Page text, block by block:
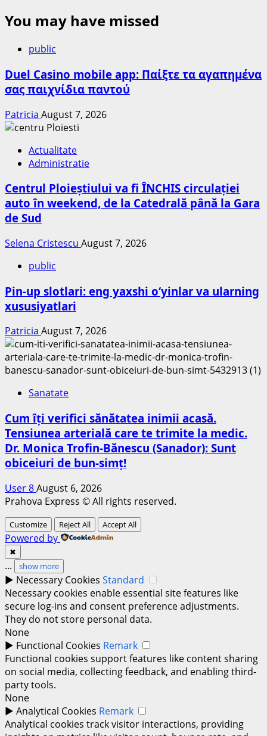
You may have missed
public
Duel Casino mobile app: Παίξτε τα αγαπημένα
σας παιχνίδια παντού
Patricia August 7, 2026
Actualitate
Administratie
Centrul Ploieștiului va fi ÎNCHIS circulației
auto în weekend, de la Catedrală până la Gara
de Sud
Selena Cristescu August 7, 2026
public
Pin-up slotlari: eng yaxshi o‘yinlar va ularning
xususiyatlari
Patricia August 7, 2026
Sanatate
Cum îți verifici sănătatea inimii acasă.
Tensiunea arterială care te trimite la medic.
Dr. Monica Trofin-Bănescu (Sanador): Sunt
obiceiuri de bun-simț!
User 8August 6, 2026
Prahova Express © All rights reserved.
Customize Reject All Accept All
Powered by
✖
... show more
► Necessary Cookies Standard
Necessary cookies enable essential site features like
secure log-ins and consent preference adjustments.
They do not store personal data.
None
► Functional Cookies Remark
Functional cookies support features like content sharing
on social media, collecting feedback, and enabling third-
party tools.
None
► Analytical Cookies Remark
Analytical cookies track visitor interactions, providing